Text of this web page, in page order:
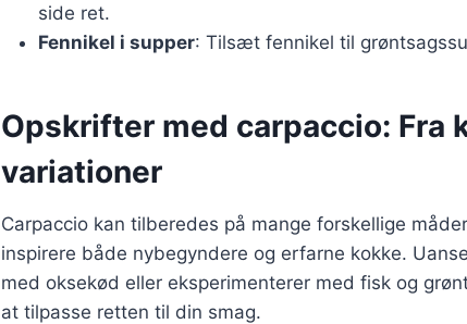
side ret.
Fennikel i supper: Tilsæt fennikel til
Opskrifter med carpaccio: Fra
variationer
Carpaccio kan tilberedes på mange forskellige
inspirere både nybegyndere og erfarne kokke.
med oksekød eller eksperimenterer med fisk og
at tilpasse retten til din smag.